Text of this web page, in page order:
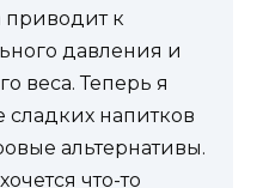
приводит к
давления и
веса. Теперь я
напитков
альтернативы.
что-то